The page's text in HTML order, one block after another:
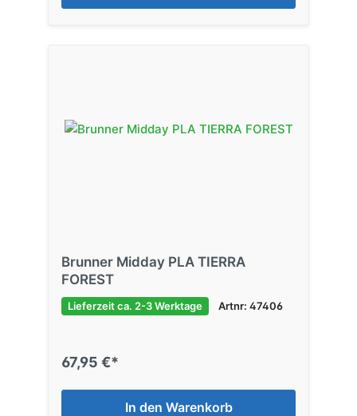
Brunner Midday PLA TIERRA
FOREST
Lieferzeit ca. 2-3 Werktage Artnr: 47406
67,95 €*
In den Warenkorb